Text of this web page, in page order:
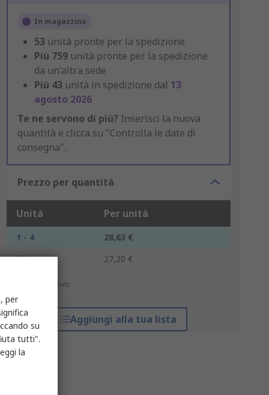
In magazzino
53 unità pronte per la spedizione
Più 759 unità pronte per la spedizione
da un'altra sede
Più 43 unità in spedizione dal 13
agosto 2026
Te ne servono di più? Inserisci la nuova
quantità e clicca su "Controlla le date di
consegna".
Prezzo per quantità
Unità Per unità
1 - 4
28,63 €
5 +
27,20 €
*prezzo indicativo
Aggiungi alla tua lista
per
su
tutti".
la